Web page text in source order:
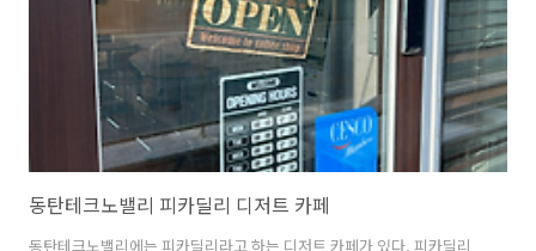
동탄테크노밸리 피카딜리 디저트 카페
동탄테크노밸리에는 피카딜리라고 하는 디저트 카페가 있다. 피카딜리